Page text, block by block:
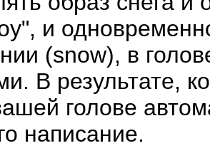
и
(snow), в
В результате,
голове
написание.